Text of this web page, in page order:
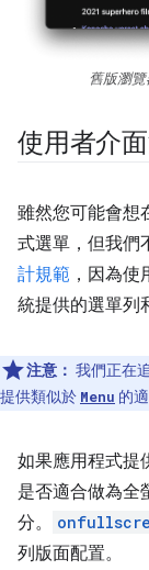
舊版瀏
使用者介
雖然您可能會想
式選單，但我們
計規範 ，因為
統提供的選單列
注意： 我們正在
提供類似於 Menu 的
如果應用程式提
是否適合做為全
分。
列版面配置。